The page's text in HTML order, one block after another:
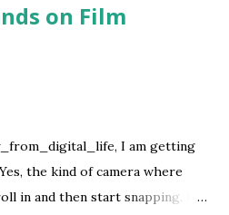
on Film
I am getting
the kind of camera where
in and then start snapping. If